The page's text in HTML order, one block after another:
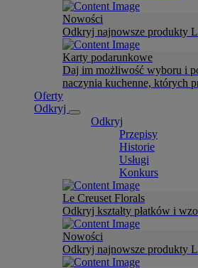
Nowości
Odkryj najnowsze produkty
Karty podarunkowe
Daj im możliwość wyboru i
naczynia kuchenne, których
Oferty
Odkryj
Odkryj
Przepisy
Historie
Usługi
Konkurs
Le Creuset Florals
Odkryj kształty płatków i
Nowości
Odkryj najnowsze produkty